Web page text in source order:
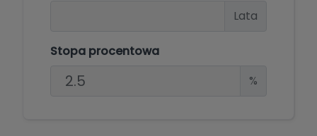
Lata
Stopa procentowa
%